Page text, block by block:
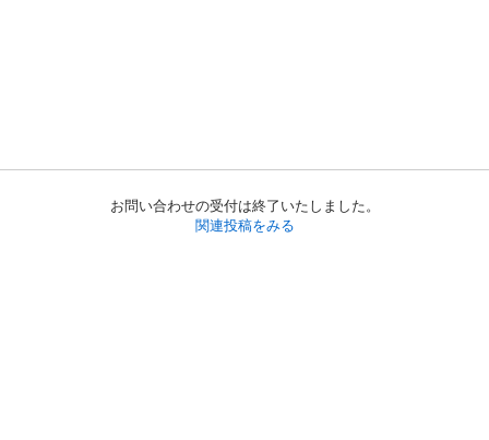
お問い合わせの受付は終了いたしました。
関連投稿をみる